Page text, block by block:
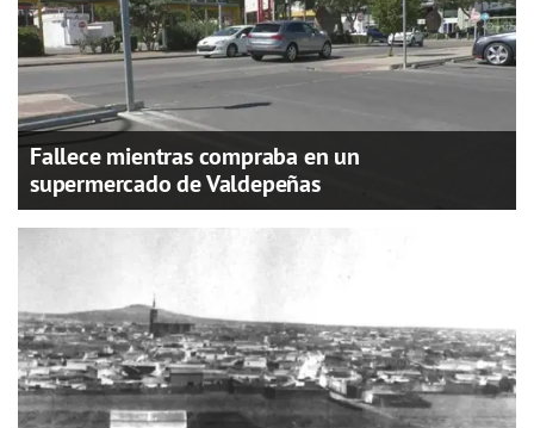
Fallece mientras compraba en un
supermercado de Valdepeñas